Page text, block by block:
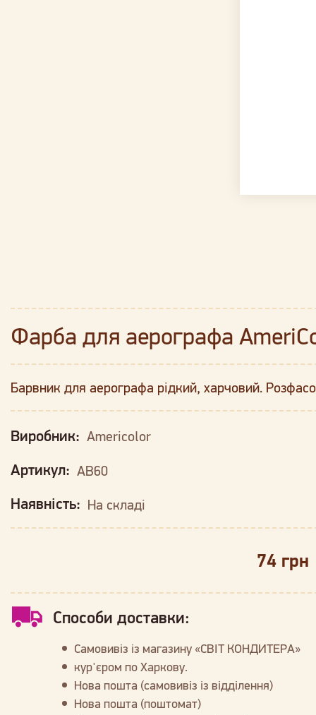
Фарба для аерографа
Барвник для аерографа рідкий, харчовий.
Виробник: Americolor
Артикул: AB60
Наявність: На складі
74 грн
Способи доставки:
Самовивіз із магазину «СВІТ КОНДИТЕРА»
кур'єром по Харкову.
Нова пошта (самовивіз із відділення)
Нова пошта (поштомат)